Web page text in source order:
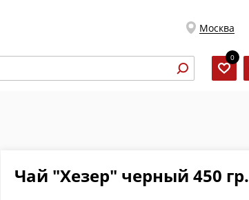
Москва
0
Чай "Хезер" черный 450 гр.